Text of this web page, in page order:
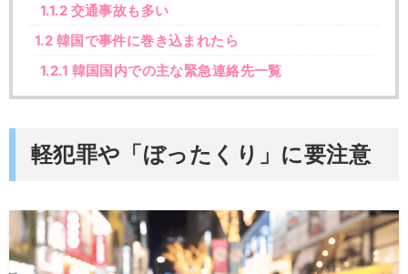
1.1.2 交通事故も多い
1.2 韓国で事件に巻き込まれたら
1.2.1 韓国国内での主な緊急連絡先一覧
軽犯罪や「ぼったくり」に要注意